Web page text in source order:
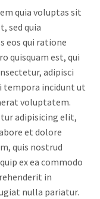
quia voluptas sit
sed quia
eos qui ratione
quisquam est, qui
adipisci
tempora incidunt ut
voluptatem.
adipisicing elit,
et dolore
quis nostrud
ex ea commodo
in
nulla pariatur.